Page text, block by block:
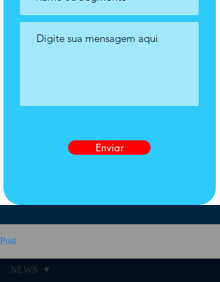
Enviar
Post
NEWS